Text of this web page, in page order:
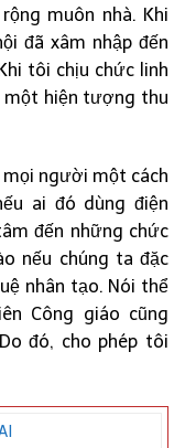
muôn nhà. Khi
đã xâm nhập đến
tôi chịu chức linh
hiện tượng thu
mọi người một cách
ai đó dùng điện
đến những chức
nếu chúng ta đặc
nhân tạo. Nói thể
Công giáo cũng
đó, cho phép tôi